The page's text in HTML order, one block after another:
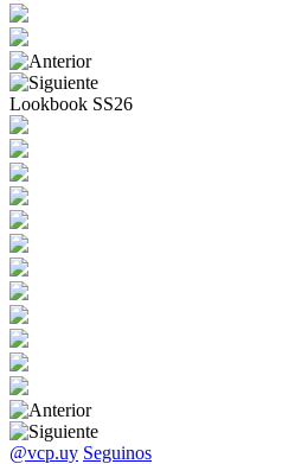
Lookbook SS26
@vcp.uy Seguinos